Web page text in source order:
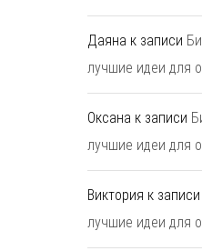
Даяна к записи
лучшие идеи для
Оксана к записи
лучшие идеи для
Виктория к записи
лучшие идеи для